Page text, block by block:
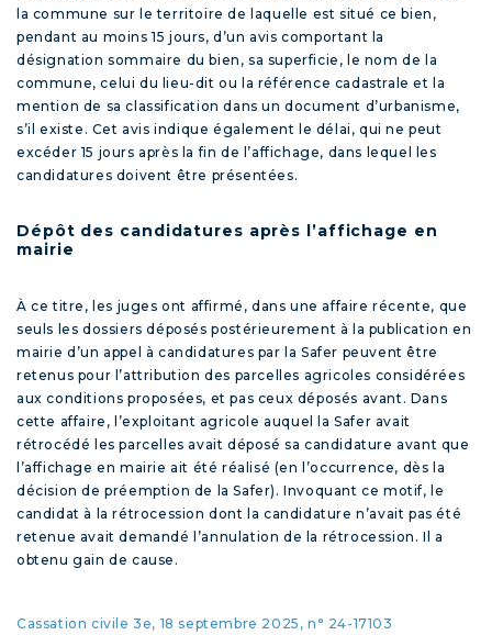
la commune sur le territoire de laquelle est situé ce bien,
pendant au moins 15 jours, d’un avis comportant la
désignation sommaire du bien, sa superficie, le nom de la
commune, celui du lieu-dit ou la référence cadastrale et la
mention de sa classification dans un document d’urbanisme,
s’il existe. Cet avis indique également le délai, qui ne peut
excéder 15 jours après la fin de l’affichage, dans lequel les
candidatures doivent être présentées.
Dépôt des candidatures après l’affichage en
mairie
À ce titre, les juges ont affirmé, dans une affaire récente, que
seuls les dossiers déposés postérieurement à la publication en
mairie d’un appel à candidatures par la Safer peuvent être
retenus pour l’attribution des parcelles agricoles considérées
aux conditions proposées, et pas ceux déposés avant. Dans
cette affaire, l’exploitant agricole auquel la Safer avait
rétrocédé les parcelles avait déposé sa candidature avant que
l’affichage en mairie ait été réalisé (en l’occurrence, dès la
décision de préemption de la Safer). Invoquant ce motif, le
candidat à la rétrocession dont la candidature n’avait pas été
retenue avait demandé l’annulation de la rétrocession. Il a
obtenu gain de cause.
Cassation civile 3e, 18 septembre 2025, n° 24-17103